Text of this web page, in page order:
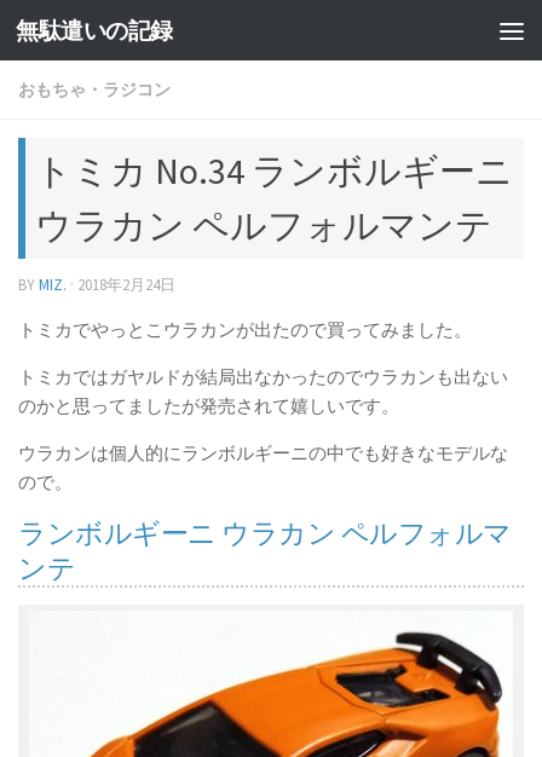
コンテンツへスキップ
無駄遣いの記録
おもちゃ・ラジコン
トミカ No.34 ランボルギーニ
ウラカン ペルフォルマンテ
BYMIZ. · 2018年2月24日
トミカでやっとこウラカンが出たので買ってみました。
トミカではガヤルドが結局出なかったのでウラカンも出ない
のかと思ってましたが発売されて嬉しいです。
ウラカンは個人的にランボルギーニの中でも好きなモデルな
ので。
ランボルギーニ ウラカン ペルフォルマ
ンテ